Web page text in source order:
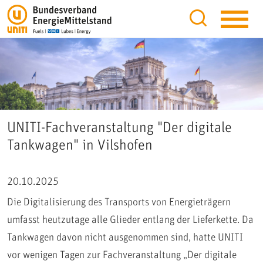
UNITI-Fachveranstaltung "Der digitale
Tankwagen" in Vilshofen
20.10.2025
Die Digitalisierung des Transports von Energieträgern
umfasst heutzutage alle Glieder entlang der Lieferkette. Da
Tankwagen davon nicht ausgenommen sind, hatte UNITI
vor wenigen Tagen zur Fachveranstaltung „Der digitale